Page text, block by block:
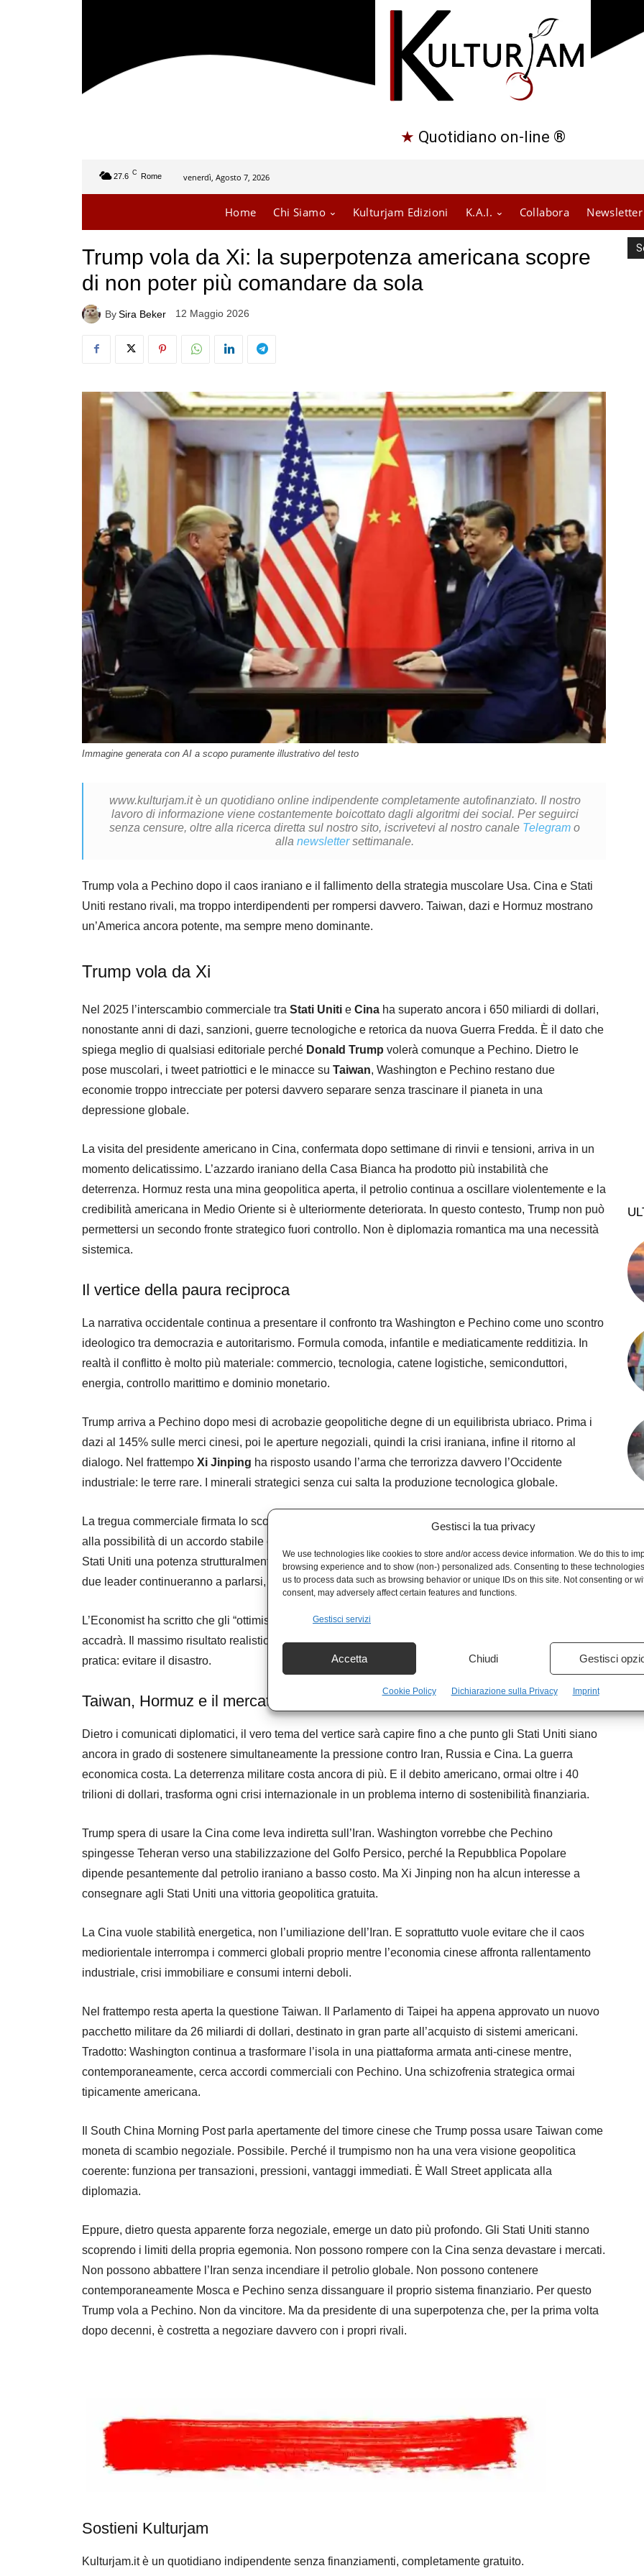
Gestisci la tua privacy
We use technologies like cookies to store and/or access device information. We do this to
browsing experience and to show (non-) personalized ads. Consenting to these
us to process data such as browsing behavior or unique IDs on this site. Not consenting or
consent, may adversely affect certain features and functions.
Gestisci servizi
Accetta Chiudi Gestisci
Cookie Policy Dichiarazione sulla Privacy Imprint
★ Quotidiano on-line ®
27.6 C Rome venerdì, Agosto 7, 2026
Home Chi Siamo Kulturjam Edizioni K.A.I. Collabora Newsletter
Trump vola da Xi: la superpotenza americana scopre
di non poter più comandare da sola
BySira Beker 12 Maggio 2026
Immagine generata con AI a scopo puramente illustrativo del testo
www.kulturjam.it è un quotidiano online indipendente completamente autofinanziato. Il nostro
lavoro di informazione viene costantemente boicottato dagli algoritmi dei social. Per seguirci
senza censure, oltre alla ricerca diretta sul nostro sito, iscrivetevi al nostro canale Telegram o
allanewslettersettimanale.
Trump vola a Pechino dopo il caos iraniano e il fallimento della strategia muscolare Usa. Cina e Stati
Uniti restano rivali, ma troppo interdipendenti per rompersi davvero. Taiwan, dazi e Hormuz mostrano
un’America ancora potente, ma sempre meno dominante.
Trump vola da Xi
Nel 2025 l’interscambio commerciale tra Stati Uniti e Cina ha superato ancora i 650 miliardi di dollari,
nonostante anni di dazi, sanzioni, guerre tecnologiche e retorica da nuova Guerra Fredda. È il dato che
spiega meglio di qualsiasi editoriale perché Donald Trump volerà comunque a Pechino. Dietro le
pose muscolari, i tweet patriottici e le minacce su Taiwan, Washington e Pechino restano due
economie troppo intrecciate per potersi davvero separare senza trascinare il pianeta in una
depressione globale.
La visita del presidente americano in Cina, confermata dopo settimane di rinvii e tensioni, arriva in un
momento delicatissimo. L’azzardo iraniano della Casa Bianca ha prodotto più instabilità che
deterrenza. Hormuz resta una mina geopolitica aperta, il petrolio continua a oscillare violentemente e la
credibilità americana in Medio Oriente si è ulteriormente deteriorata. In questo contesto, Trump non può
permettersi un secondo fronte strategico fuori controllo. Non è diplomazia romantica ma una necessità
sistemica.
Il vertice della paura reciproca
La narrativa occidentale continua a presentare il confronto tra Washington e Pechino come uno scontro
ideologico tra democrazia e autoritarismo. Formula comoda, infantile e mediaticamente redditizia. In
realtà il conflitto è molto più materiale: commercio, tecnologia, catene logistiche, semiconduttori,
energia, controllo marittimo e dominio monetario.
Trump arriva a Pechino dopo mesi di acrobazie geopolitiche degne di un equilibrista ubriaco. Prima i
dazi al 145% sulle merci cinesi, poi le aperture negoziali, quindi la crisi iraniana, infine il ritorno al
dialogo. Nel frattempo Xi Jinping ha risposto usando l’arma che terrorizza davvero l’Occidente
industriale: le terre rare. I minerali strategici senza cui salta la produzione tecnologica globale.
La tregua commerciale firmata lo scorso ottobre ha evitato il peggio, ma nessuno a Pechino crede più
alla possibilità di un accordo stabile con l’America trumpiana. La leadership cinese considera ormai gli
Stati Uniti una potenza strutturalmente ostile, anche quando sorride davanti alle telecamere. Eppure i
due leader continueranno a parlarsi, perché devono.
L’Economist ha scritto che gli “ottimisti ingenui” immaginavano un’intesa storica tra Trump e Xi. Non
accadrà. Il massimo risultato realistico sarà congelare temporaneamente il conflitto economico. In
pratica: evitare il disastro.
Taiwan, Hormuz e il mercato globale della paura
Dietro i comunicati diplomatici, il vero tema del vertice sarà capire fino a che punto gli Stati Uniti siano
ancora in grado di sostenere simultaneamente la pressione contro Iran, Russia e Cina. La guerra
economica costa. La deterrenza militare costa ancora di più. E il debito americano, ormai oltre i 40
trilioni di dollari, trasforma ogni crisi internazionale in un problema interno di sostenibilità finanziaria.
Trump spera di usare la Cina come leva indiretta sull’Iran. Washington vorrebbe che Pechino
spingesse Teheran verso una stabilizzazione del Golfo Persico, perché la Repubblica Popolare
dipende pesantemente dal petrolio iraniano a basso costo. Ma Xi Jinping non ha alcun interesse a
consegnare agli Stati Uniti una vittoria geopolitica gratuita.
La Cina vuole stabilità energetica, non l’umiliazione dell’Iran. E soprattutto vuole evitare che il caos
mediorientale interrompa i commerci globali proprio mentre l’economia cinese affronta rallentamento
industriale, crisi immobiliare e consumi interni deboli.
Nel frattempo resta aperta la questione Taiwan. Il Parlamento di Taipei ha appena approvato un nuovo
pacchetto militare da 26 miliardi di dollari, destinato in gran parte all’acquisto di sistemi americani.
Tradotto: Washington continua a trasformare l’isola in una piattaforma armata anti-cinese mentre,
contemporaneamente, cerca accordi commerciali con Pechino. Una schizofrenia strategica ormai
tipicamente americana.
Il South China Morning Post parla apertamente del timore cinese che Trump possa usare Taiwan come
moneta di scambio negoziale. Possibile. Perché il trumpismo non ha una vera visione geopolitica
coerente: funziona per transazioni, pressioni, vantaggi immediati. È Wall Street applicata alla
diplomazia.
Eppure, dietro questa apparente forza negoziale, emerge un dato più profondo. Gli Stati Uniti stanno
scoprendo i limiti della propria egemonia. Non possono rompere con la Cina senza devastare i mercati.
Non possono abbattere l’Iran senza incendiare il petrolio globale. Non possono contenere
contemporaneamente Mosca e Pechino senza dissanguare il proprio sistema finanziario. Per questo
Trump vola a Pechino. Non da vincitore. Ma da presidente di una superpotenza che, per la prima volta
dopo decenni, è costretta a negoziare davvero con i propri rivali.
Sostieni Kulturjam
Kulturjam.it è un quotidiano indipendente senza finanziamenti, completamente gratuito.